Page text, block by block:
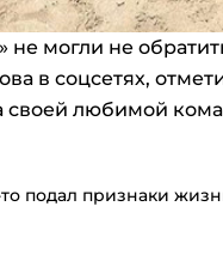
не могли не
в соцсетях,
своей любимой
подал признаки